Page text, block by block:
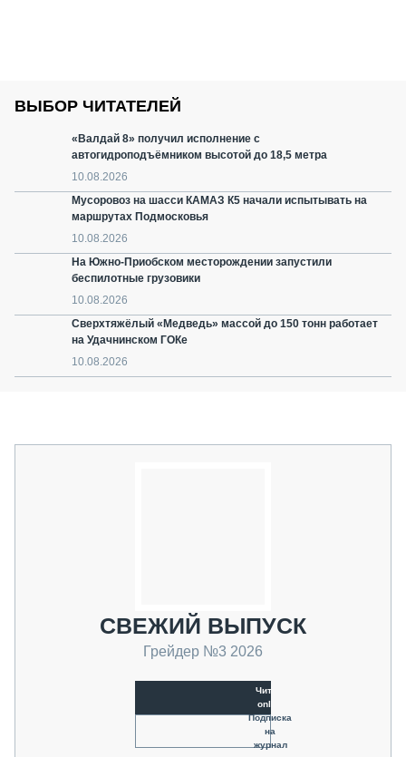
ВЫБОР ЧИТАТЕЛЕЙ
«Валдай 8» получил исполнение с
автогидроподъёмником высотой до 18,5 метра
10.08.2026
Мусоровоз на шасси КАМАЗ К5 начали испытывать на
маршрутах Подмосковья
10.08.2026
На Южно-Приобском месторождении запустили
беспилотные грузовики
10.08.2026
Сверхтяжёлый «Медведь» массой до 150 тонн работает
на Удачнинском ГОКе
10.08.2026
СВЕЖИЙ ВЫПУСК
Грейдер №3 2026
Читать
online
Подписка
на
журнал